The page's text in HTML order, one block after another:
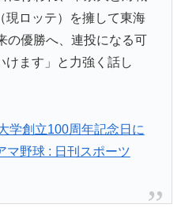
現ロッテ）を擁して東海
の優勝へ、連投になる可
けます」と力強く話し
学創立100周年記念日に
マ野球 : 日刊スポーツ